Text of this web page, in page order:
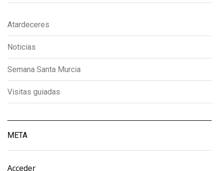
Atardeceres
Noticias
Semana Santa Murcia
Visitas guiadas
META
Acceder